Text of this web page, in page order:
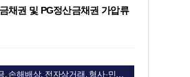
채권 및 PG정산금채권 가압류
계약서, 물품대금, 손해배상, 전자상거래, 형사·민사, 손해배상청구소송, 물품대금청구소송